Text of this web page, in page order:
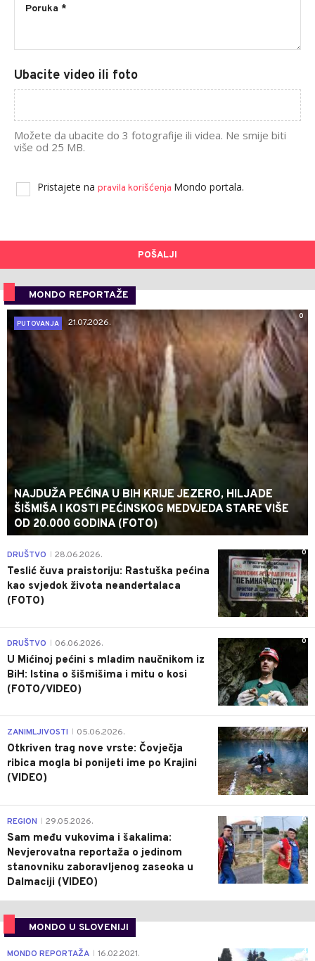
Ubacite video ili foto
Možete da ubacite do 3 fotografije ili videa. Ne smije biti
više od 25 MB.
Pristajete na pravila korišćenja Mondo portala.
POŠALJI
MONDO REPORTAŽE
0
PUTOVANJA
21.07.2026.
NAJDUŽA PEĆINA U BIH KRIJE JEZERO, HILJADE
ŠIŠMIŠA I KOSTI PEĆINSKOG MEDVJEDA STARE VIŠE
OD 20.000 GODINA (FOTO)
0
DRUŠTVO 28.06.2026.
Teslić čuva praistoriju: Rastuška pećina
kao svjedok života neandertalaca
(FOTO)
0
DRUŠTVO 06.06.2026.
U Mićinoj pećini s mladim naučnikom iz
BiH: Istina o šišmišima i mitu o kosi
(FOTO/VIDEO)
0
ZANIMLJIVOSTI 05.06.2026.
Otkriven trag nove vrste: Čovječja
ribica mogla bi ponijeti ime po Krajini
(VIDEO)
0
REGION 29.05.2026.
Sam među vukovima i šakalima:
Nevjerovatna reportaža o jedinom
stanovniku zaboravljenog zaseoka u
Dalmaciji (VIDEO)
MONDO U SLOVENIJI
4
MONDO REPORTAŽA 16.02.2021.